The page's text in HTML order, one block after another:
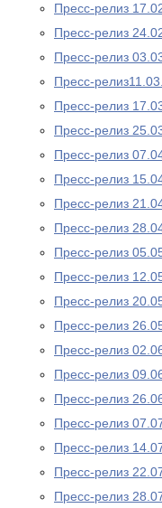
Пресс-релиз
Пресс-релиз
Пресс-релиз
Пресс-
Пресс-релиз
Пресс-релиз
Пресс-релиз
Пресс-релиз
Пресс-релиз
Пресс-релиз
Пресс-релиз
Пресс-релиз
Пресс-релиз
Пресс-релиз
Пресс-релиз
Пресс-релиз
Пресс-релиз
Пресс-релиз
Пресс-релиз
Пресс-релиз
Пресс-релиз